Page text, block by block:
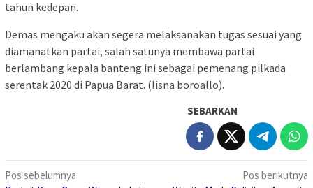
tahun kedepan.
Demas mengaku akan segera melaksanakan tugas sesuai yang
diamanatkan partai, salah satunya membawa partai
berlambang kepala banteng ini sebagai pemenang pilkada
serentak 2020 di Papua Barat. (lisna boroallo).
SEBARKAN
Navigasi
Pos sebelumnya
Pos berikutnya